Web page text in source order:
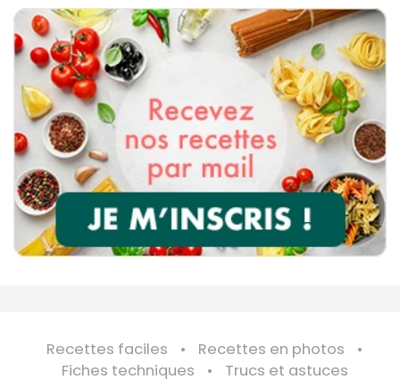
Recettes faciles
Recettes en photos
Fiches techniques
Trucs et astuces